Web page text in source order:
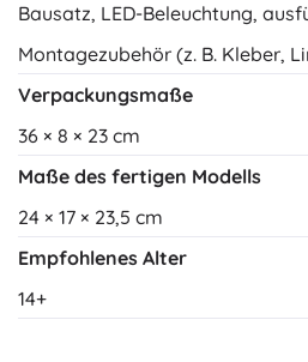
Bausatz, LED-Beleuchtung,
Montagezubehör (z. B. Kleber,
Verpackungsmaße
36 × 8 × 23 cm
Maße des fertigen Modells
24 × 17 × 23,5 cm
Empfohlenes Alter
14+